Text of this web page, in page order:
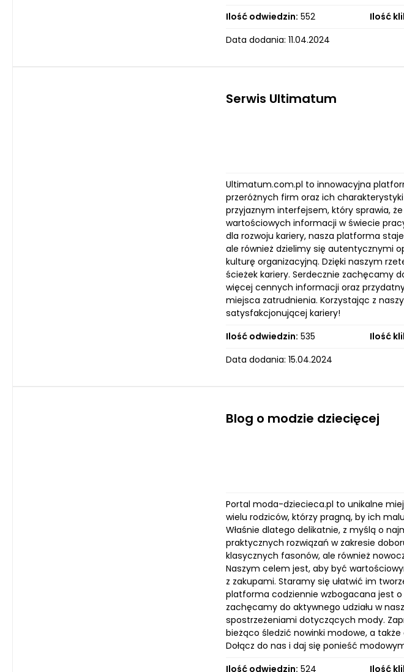
Ilość odwiedzin: 552 Ilość
Data dodania: 11.04.2024
Serwis Ultimatum
Ultimatum.com.pl to innowacyjna
przeróżnych firm oraz ich
przyjaznym interfejsem, który sprawia,
wartościowych informacji w świecie
dla rozwoju kariery, nasza platforma
ale również dzielimy się autentycznymi
kulturę organizacyjną. Dzięki naszym
ścieżek kariery. Serdecznie zachęcamy
więcej cennych informacji oraz
miejsca zatrudnienia. Korzystając z
satysfakcjonującej kariery!
Ilość odwiedzin: 535 Ilość
Data dodania: 15.04.2024
Blog o modzie dziecięcej
Portal moda-dziecieca.pl to unikalne
wielu rodziców, którzy pragną, by ich
Właśnie dlatego delikatnie, z myślą o
praktycznych rozwiązań w zakresie
klasycznych fasonów, ale również
Naszym celem jest, aby być
z zakupami. Staramy się ułatwić im
platforma codziennie wzbogacana jest o
zachęcamy do aktywnego udziału w
spostrzeżeniami dotyczących mody.
bieżąco śledzić nowinki modowe, a
Dołącz do nas i daj się ponieść
Ilość odwiedzin: 524 Ilość